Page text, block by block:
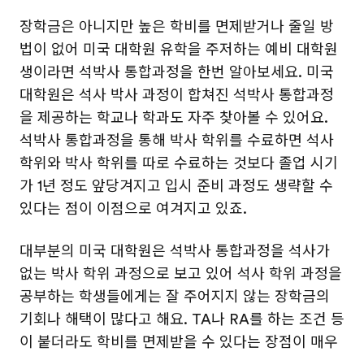
장학금은 아니지만 높은 학비를 면제받거나 줄일 방
법이 없어 미국 대학원 유학을 주저하는 예비 대학원
생이라면 석박사 통합과정을 한번 알아보세요. 미국
대학원은 석사 박사 과정이 합쳐진 석박사 통합과정
을 제공하는 학교나 학과도 자주 찾아볼 수 있어요.
석박사 통합과정을 통해 박사 학위를 수료하면 석사
학위와 박사 학위를 따로 수료하는 것보다 졸업 시기
가 1년 정도 앞당겨지고 입시 준비 과정도 생략할 수
있다는 점이 이점으로 여겨지고 있죠.
대부분의 미국 대학원은 석박사 통합과정을 석사가
없는 박사 학위 과정으로 보고 있어 석사 학위 과정을
공부하는 학생들에게는 잘 주어지지 않는 장학금의
기회나 해택이 많다고 해요. TA나 RA를 하는 조건 등
이 붙더라도 학비를 면제받을 수 있다는 장점이 매우